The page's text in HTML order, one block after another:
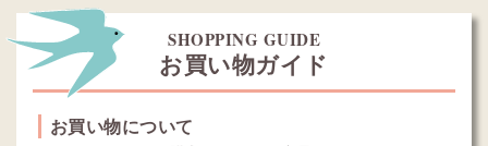
SHOPPING GUIDE
お買い物ガイド
お買い物について